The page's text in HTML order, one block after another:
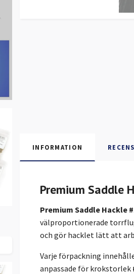
INFORMATION
Premium Saddle
Premium Saddle Hackle
välproportionerade
och gör hacklet lätt att
Varje förpackning
anpassade för krokstorlek